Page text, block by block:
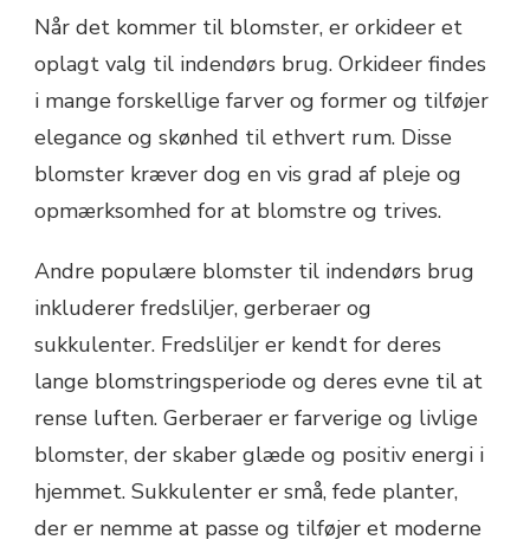
Når det kommer til blomster, er orkideer et
oplagt valg til indendørs brug. Orkideer findes
i mange forskellige farver og former og tilføjer
elegance og skønhed til ethvert rum. Disse
blomster kræver dog en vis grad af pleje og
opmærksomhed for at blomstre og trives.
Andre populære blomster til indendørs brug
inkluderer fredsliljer, gerberaer og
sukkulenter. Fredsliljer er kendt for deres
lange blomstringsperiode og deres evne til at
rense luften. Gerberaer er farverige og livlige
blomster, der skaber glæde og positiv energi i
hjemmet. Sukkulenter er små, fede planter,
der er nemme at passe og tilføjer et moderne